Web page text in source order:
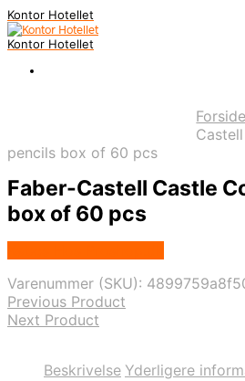
Kontor Hotellet
Kontor Hotellet
Forside
pencils box of 60 pcs
Faber-Castell Castle
box of 60 pcs
Varenummer (SKU):
Previous Product
Next Product
Beskrivelse Yderligere